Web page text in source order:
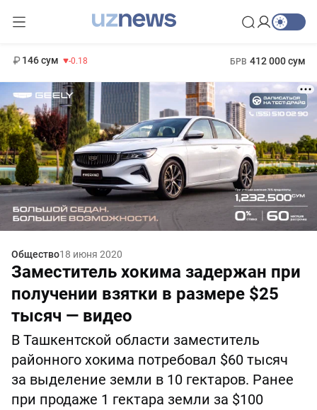
146 сум -0.18 БРВ 412 000 сум
Общество18 июня 2020
Заместитель хокима задержан при
получении взятки в размере $25
тысяч — видео
В Ташкентской области заместитель
районного хокима потребовал $60 тысяч
за выделение земли в 10 гектаров. Ранее
при продаже 1 гектара земли за $100